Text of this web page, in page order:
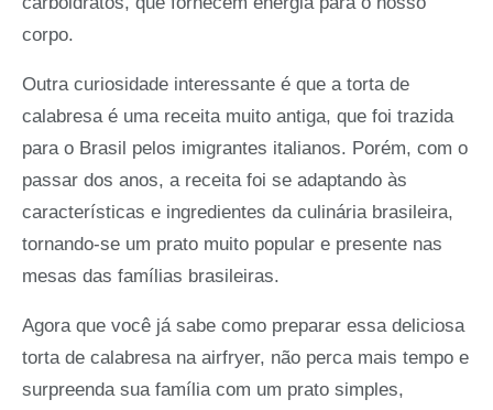
corpo.
Outra curiosidade interessante é que a torta de
calabresa é uma receita muito antiga, que foi trazida
para o Brasil pelos imigrantes italianos. Porém, com o
passar dos anos, a receita foi se adaptando às
características e ingredientes da culinária brasileira,
tornando-se um prato muito popular e presente nas
mesas das famílias brasileiras.
Agora que você já sabe como preparar essa deliciosa
torta de calabresa na airfryer, não perca mais tempo e
surpreenda sua família com um prato simples,